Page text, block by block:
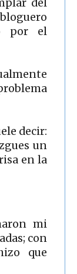
del
por el
decir:
un
en la
mi
con
que